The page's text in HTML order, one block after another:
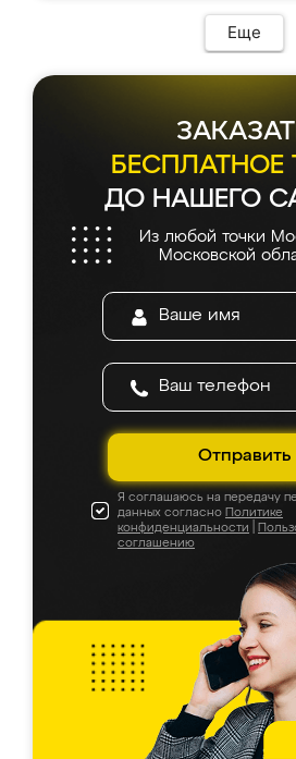
Еще
БЕСПЛАТНОЕ
ДО НАШЕГО
Из любой точки
Московской
Отправить
Я соглашаюсь на передачу
данных согласно Политике
конфиденциальности
соглашению